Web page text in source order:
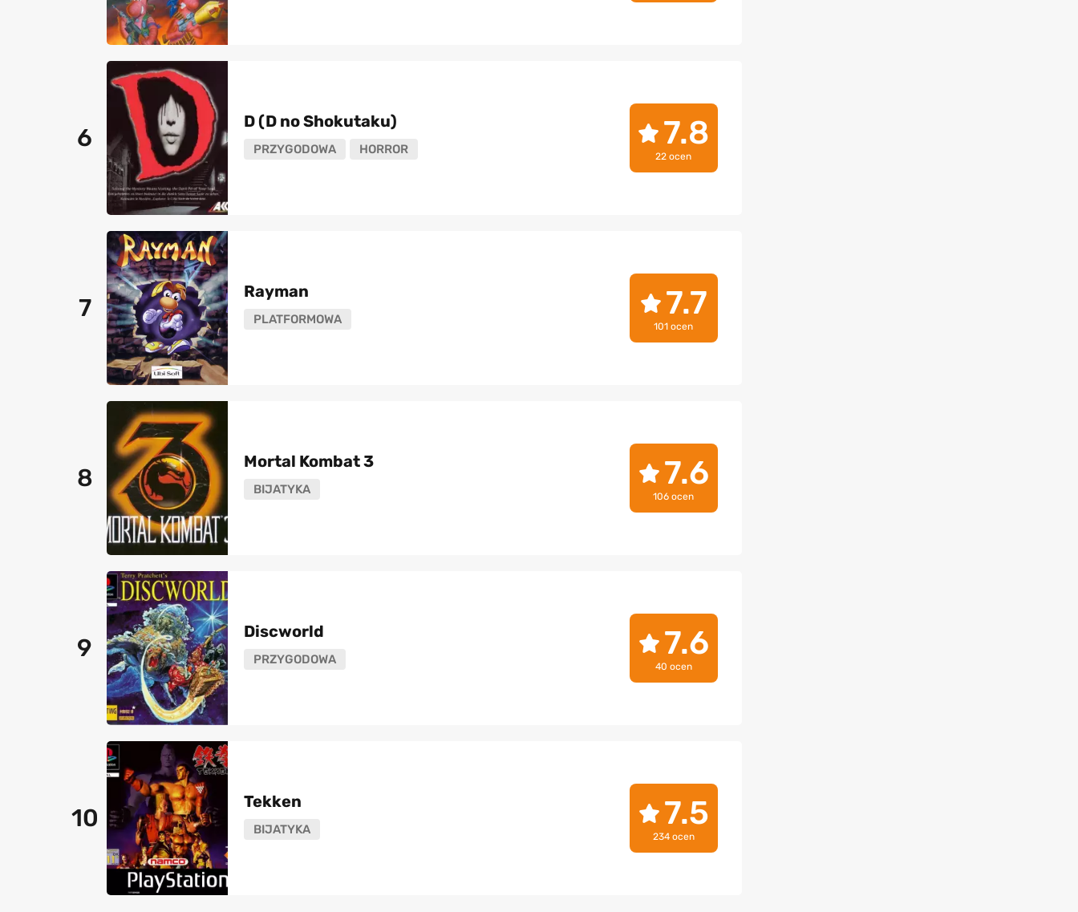
6
D (D no Shokutaku)
PRZYGODOWA HORROR 7.8
22 ocen
7
Rayman
PLATFORMOWA 7.7
101 ocen
8
Mortal Kombat 3
BIJATYKA 7.6
106 ocen
9
Discworld
PRZYGODOWA 7.6
40 ocen
10
Tekken
BIJATYKA 7.5
234 ocen